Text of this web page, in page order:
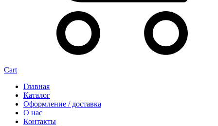
Cart
Главная
Каталог
Оформление / доставка
О нас
Контакты